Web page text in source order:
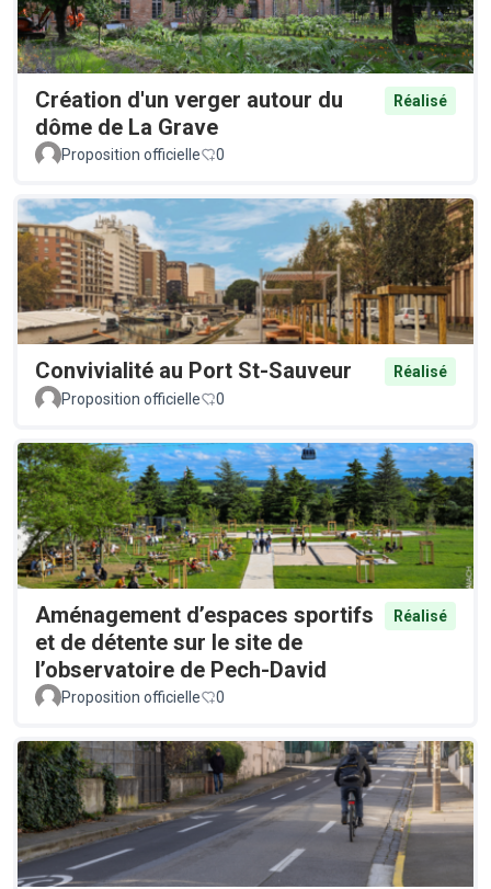
Création d'un verger autour du
dôme de La Grave
Réalisé
Proposition officielle 0
Convivialité au Port St-Sauveur
Réalisé
Proposition officielle
0
Aménagement d’espaces sportifs
et de détente sur le site de
l’observatoire de Pech-David
Réalisé
Proposition officielle 0